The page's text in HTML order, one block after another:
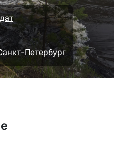
Петербург